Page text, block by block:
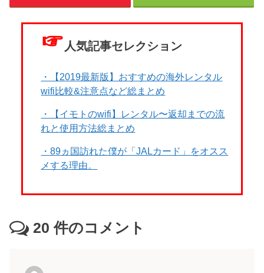
☞人気記事セレクション
・【2019最新版】おすすめの海外レンタル
wifi比較&注意点など総まとめ
・【イモトのwifi】レンタル〜返却までの流
れと使用方法総まとめ
・89ヵ国訪れた僕が「JALカード」をオスス
メする理由。
20 件のコメント